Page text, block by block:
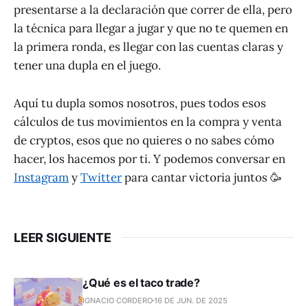
presentarse a la declaración que correr de ella, pero
la técnica para llegar a jugar y que no te quemen en
la primera ronda, es llegar con las cuentas claras y
tener una dupla en el juego.
Aquí tu dupla somos nosotros, pues todos esos
cálculos de tus movimientos en la compra y venta
de cryptos, esos que no quieres o no sabes cómo
hacer, los hacemos por ti. Y podemos conversar en
InstagramyTwitterpara cantar victoria juntos 🥳
LEER SIGUIENTE
¿Qué es el taco trade?
IGNACIO CORDERO16 DE JUN. DE 2025